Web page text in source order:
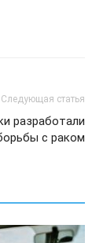
Следующая статья
разработали
с раком